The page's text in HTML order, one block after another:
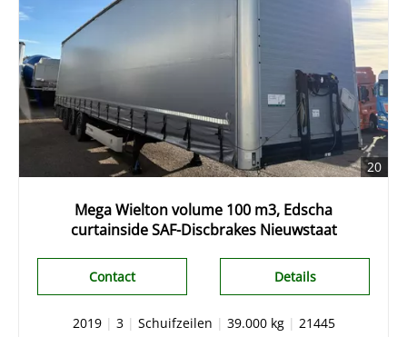
20
Mega Wielton volume 100 m3, Edscha
curtainside SAF-Discbrakes Nieuwstaat
Details
Contact
2019| 3| Schuifzeilen | 39.000 kg| 21445